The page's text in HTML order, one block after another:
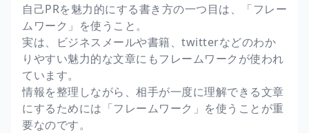
自己PRを魅力的にする書き方の一つ目は、「フレー
ムワーク」を使うこと。
実は、ビジネスメールや書籍、twitterなどのわか
りやすい魅力的な文章にもフレームワークが使われ
ています。
情報を整理しながら、相手が一度に理解できる文章
にするためには「フレームワーク」を使うことが重
要なのです。